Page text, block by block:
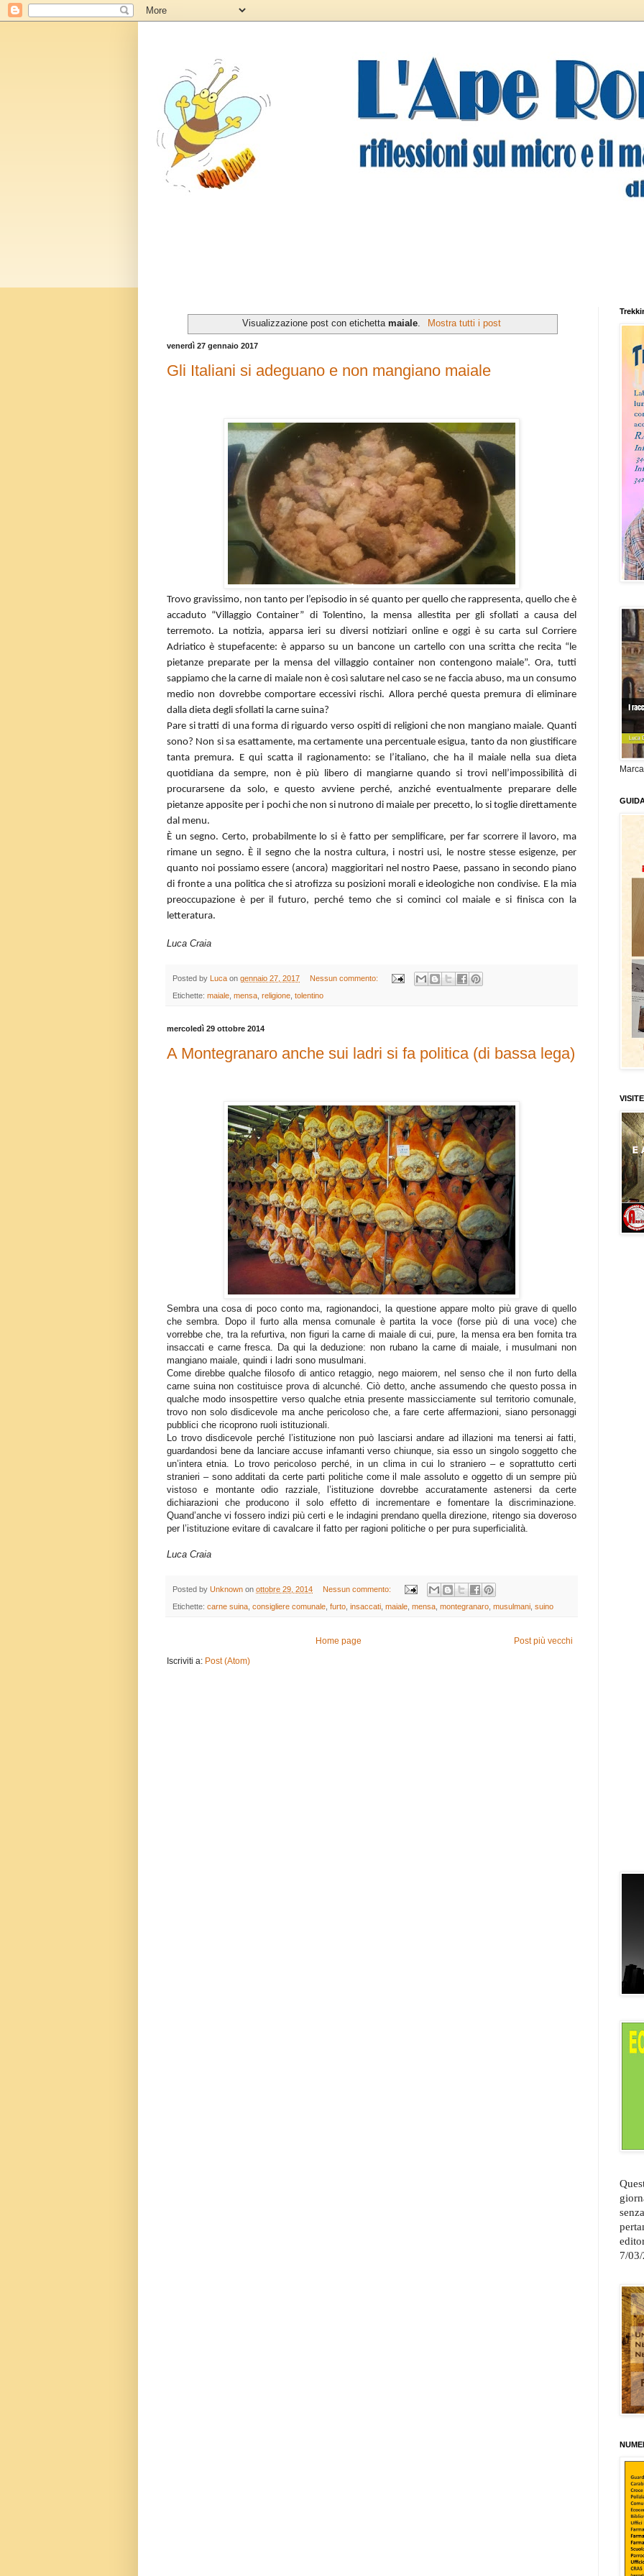
Visualizzazione post con etichettamaiale Mostra tutti i post
venerdì 27 gennaio 2017
Gli Italiani si adeguano e non mangiano maiale
Trovo gravissimo, non tanto per l’episodio in sé quanto per quello che rappresenta, quello che è
accaduto “Villaggio Container” di Tolentino, la mensa allestita per gli sfollati a causa del
terremoto. La notizia, apparsa ieri su diversi notiziari online e oggi è su carta sul Corriere
Adriatico è stupefacente: è apparso su un bancone un cartello con una scritta che recita “le
pietanze preparate per la mensa del villaggio container non contengono maiale”. Ora, tutti
sappiamo che la carne di maiale non è così salutare nel caso se ne faccia abuso, ma un consumo
medio non dovrebbe comportare eccessivi rischi. Allora perché questa premura di eliminare
dalla dieta degli sfollati la carne suina?
Pare si tratti di una forma di riguardo verso ospiti di religioni che non mangiano maiale. Quanti
sono? Non si sa esattamente, ma certamente una percentuale esigua, tanto da non giustificare
tanta premura. E qui scatta il ragionamento: se l’italiano, che ha il maiale nella sua dieta
quotidiana da sempre, non è più libero di mangiarne quando si trovi nell’impossibilità di
procurarsene da solo, e questo avviene perché, anziché eventualmente preparare delle
pietanze apposite per i pochi che non si nutrono di maiale per precetto, lo si toglie direttamente
dal menu.
È un segno. Certo, probabilmente lo si è fatto per semplificare, per far scorrere il lavoro, ma
rimane un segno. È il segno che la nostra cultura, i nostri usi, le nostre stesse esigenze, per
quanto noi possiamo essere (ancora) maggioritari nel nostro Paese, passano in secondo piano
di fronte a una politica che si atrofizza su posizioni morali e ideologiche non condivise. E la mia
preoccupazione è per il futuro, perché temo che si cominci col maiale e si finisca con la
letteratura.
Luca Craia
Posted by Luca on gennaio 27, 2017 Nessun commento:
Etichette: maiale mensa religione tolentino
mercoledì 29 ottobre 2014
A Montegranaro anche sui ladri si fa politica (di bassa lega)
Sembra una cosa di poco conto ma, ragionandoci, la questione appare molto più grave di quello
che sembra. Dopo il furto alla mensa comunale è partita la voce (forse più di una voce) che
vorrebbe che, tra la refurtiva, non figuri la carne di maiale di cui, pure, la mensa era ben fornita tra
insaccati e carne fresca. Da qui la deduzione: non rubano la carne di maiale, i musulmani non
mangiano maiale, quindi i ladri sono musulmani.
Come direbbe qualche filosofo di antico retaggio, nego maiorem, nel senso che il non furto della
carne suina non costituisce prova di alcunché. Ciò detto, anche assumendo che questo possa in
qualche modo insospettire verso qualche etnia presente massicciamente sul territorio comunale,
trovo non solo disdicevole ma anche pericoloso che, a fare certe affermazioni, siano personaggi
pubblici che ricoprono ruoli istituzionali.
Lo trovo disdicevole perché l’istituzione non può lasciarsi andare ad illazioni ma tenersi ai fatti,
guardandosi bene da lanciare accuse infamanti verso chiunque, sia esso un singolo soggetto che
un’intera etnia. Lo trovo pericoloso perché, in un clima in cui lo straniero – e soprattutto certi
stranieri – sono additati da certe parti politiche come il male assoluto e oggetto di un sempre più
vistoso e montante odio razziale, l’istituzione dovrebbe accuratamente astenersi da certe
dichiarazioni che producono il solo effetto di incrementare e fomentare la discriminazione.
Quand’anche vi fossero indizi più certi e le indagini prendano quella direzione, ritengo sia doveroso
per l’istituzione evitare di cavalcare il fatto per ragioni politiche o per pura superficialità.
Luca Craia
Posted by Unknown on ottobre 29, 2014 Nessun commento:
Etichette: carne suina consigliere comunale furto insaccati maiale mensa montegranaro musulmani suino
Post più vecchi
Home page
Iscriviti a: Post (Atom)
Marca
VISITE
7/